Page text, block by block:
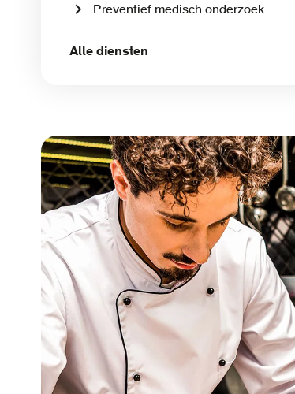
Preventief medisch onderzoek
Alle diensten